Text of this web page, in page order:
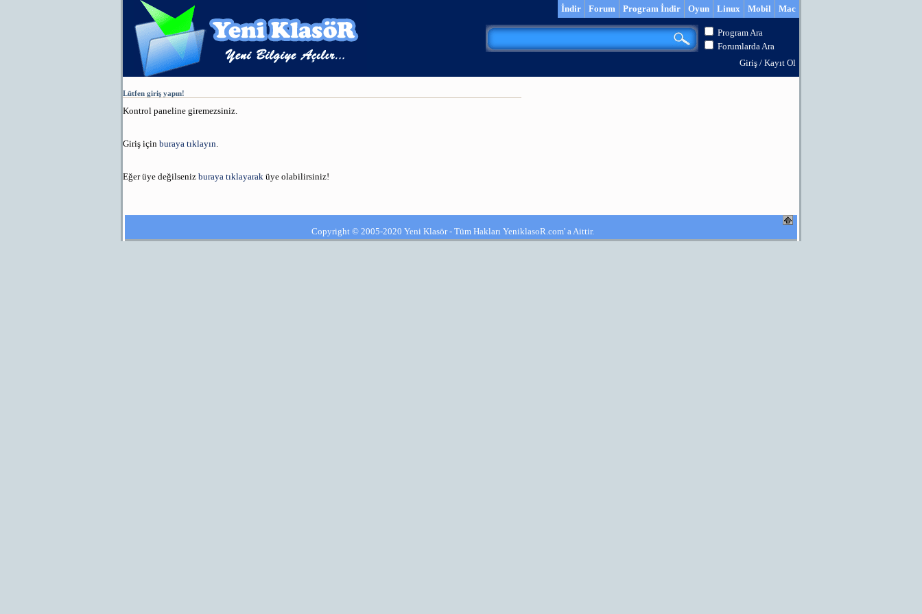
Mac
Mobil
Linux
Oyun
Program İndir
Forum
İndir
Program Ara
Forumlarda Ara
Giriş / Kayıt Ol
Lütfen giriş yapın!
Kontrol paneline giremezsiniz.
Giriş için buraya tıklayın
Eğer üye değilseniz buraya tıklayarak üye olabilirsiniz!
Copyright © 2005-2020 Yeni Klasör - Tüm Hakları YeniklasoR.com' a Aittir.